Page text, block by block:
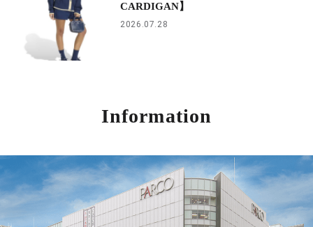
CARDIGAN】
2026.07.28
Information